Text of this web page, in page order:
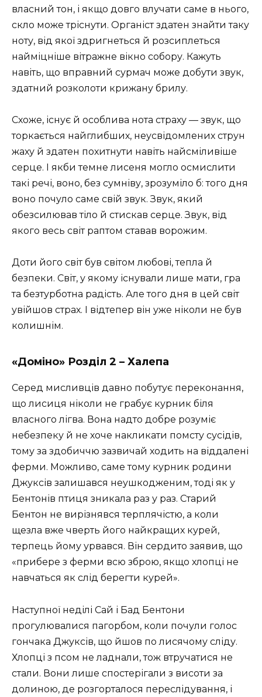
власний тон, і якщо довго влучати саме в нього,
скло може тріснути. Органіст здатен знайти таку
ноту, від якої здригнеться й розсиплеться
найміцніше вітражне вікно собору. Кажуть
навіть, що вправний сурмач може добути звук,
здатний розколоти крижану брилу.
Схоже, існує й особлива нота страху — звук, що
торкається найглибших, неусвідомлених струн
жаху й здатен похитнути навіть найсміливіше
серце. І якби темне лисеня могло осмислити
такі речі, воно, без сумніву, зрозуміло б: того дня
воно почуло саме свій звук. Звук, який
обезсилював тіло й стискав серце. Звук, від
якого весь світ раптом ставав ворожим.
Доти його світ був світом любові, тепла й
безпеки. Світ, у якому існували лише мати, гра
та безтурботна радість. Але того дня в цей світ
увійшов страх. І відтепер він уже ніколи не був
колишнім.
«Доміно» Розділ 2 – Халепа
Серед мисливців давно побутує переконання,
що лисиця ніколи не грабує курник біля
власного лігва. Вона надто добре розуміє
небезпеку й не хоче накликати помсту сусідів,
тому за здобиччю зазвичай ходить на віддалені
ферми. Можливо, саме тому курник родини
Джуксів залишався неушкодженим, тоді як у
Бентонів птиця зникала раз у раз. Старий
Бентон не вирізнявся терплячістю, а коли
щезла вже чверть його найкращих курей,
терпець йому урвався. Він сердито заявив, що
«прибере з ферми всю зброю, якщо хлопці не
навчаться як слід берегти курей».
Наступної неділі Сай і Бад Бентони
прогулювалися пагорбом, коли почули голос
гончака Джуксів, що йшов по лисячому сліду.
Хлопці з псом не ладнали, тож втручатися не
стали. Вони лише спостерігали з висоти за
долиною, де розгорталося переслідування, і